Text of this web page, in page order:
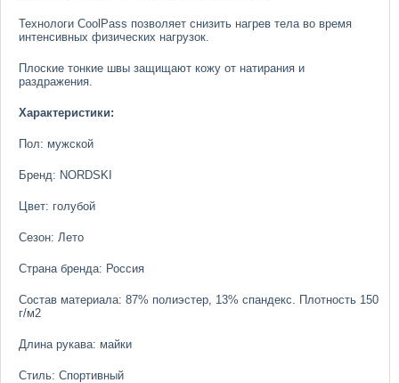
Технологи CoolPass позволяет снизить нагрев тела во время
интенсивных физических нагрузок.
Плоские тонкие швы защищают кожу от натирания и
раздражения.
Характеристики:
Пол: мужской
Бренд: NORDSKI
Цвет: голубой
Сезон: Лето
Страна бренда: Россия
Состав материала: 87% полиэстер, 13% спандекс. Плотность 150
г/м2
Длина рукава: майки
Стиль: Спортивный